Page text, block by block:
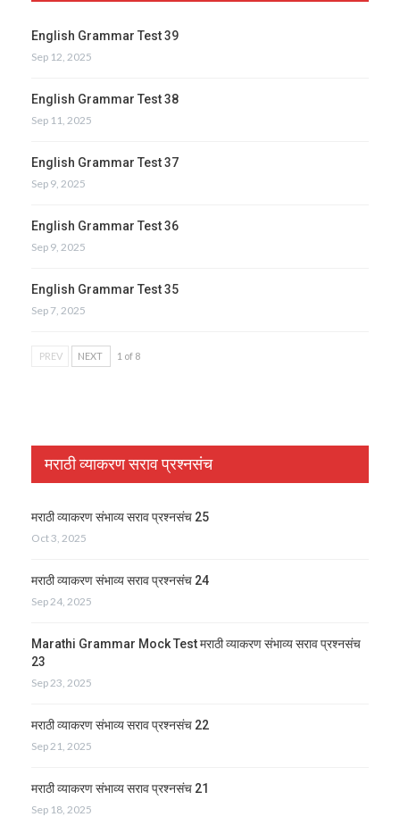
English Grammar Test 39
Sep 12, 2025
English Grammar Test 38
Sep 11, 2025
English Grammar Test 37
Sep 9, 2025
English Grammar Test 36
Sep 9, 2025
English Grammar Test 35
Sep 7, 2025
PREV NEXT 1 of 8
मराठी व्याकरण सराव प्रश्नसंच
मराठी व्याकरण संभाव्य सराव प्रश्नसंच 25
Oct 3, 2025
मराठी व्याकरण संभाव्य सराव प्रश्नसंच 24
Sep 24, 2025
Marathi Grammar Mock Test मराठी व्याकरण संभाव्य सराव प्रश्नसंच
23
Sep 23, 2025
मराठी व्याकरण संभाव्य सराव प्रश्नसंच 22
Sep 21, 2025
मराठी व्याकरण संभाव्य सराव प्रश्नसंच 21
Sep 18, 2025